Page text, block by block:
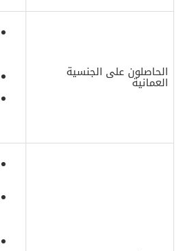
الحاصلون على الجنسية
العمانية